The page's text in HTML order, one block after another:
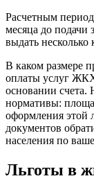
Расчетным
месяца до
выдать несколько
В каком размере
оплаты услуг
основании
нормативы:
оформления этой
документов
населения по
Льготы в